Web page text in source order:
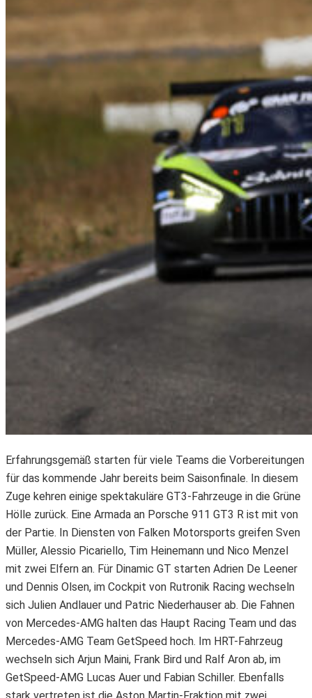
Erfahrungsgemäß starten für viele Teams die Vorbereitungen
für das kommende Jahr bereits beim Saisonfinale. In diesem
Zuge kehren einige spektakuläre GT3-Fahrzeuge in die Grüne
Hölle zurück. Eine Armada an Porsche 911 GT3 R ist mit von
der Partie. In Diensten von Falken Motorsports greifen Sven
Müller, Alessio Picariello, Tim Heinemann und Nico Menzel
mit zwei Elfern an. Für Dinamic GT starten Adrien De Leener
und Dennis Olsen, im Cockpit von Rutronik Racing wechseln
sich Julien Andlauer und Patric Niederhauser ab. Die Fahnen
von Mercedes-AMG halten das Haupt Racing Team und das
Mercedes-AMG Team GetSpeed hoch. Im HRT-Fahrzeug
wechseln sich Arjun Maini, Frank Bird und Ralf Aron ab, im
GetSpeed-AMG Lucas Auer und Fabian Schiller. Ebenfalls